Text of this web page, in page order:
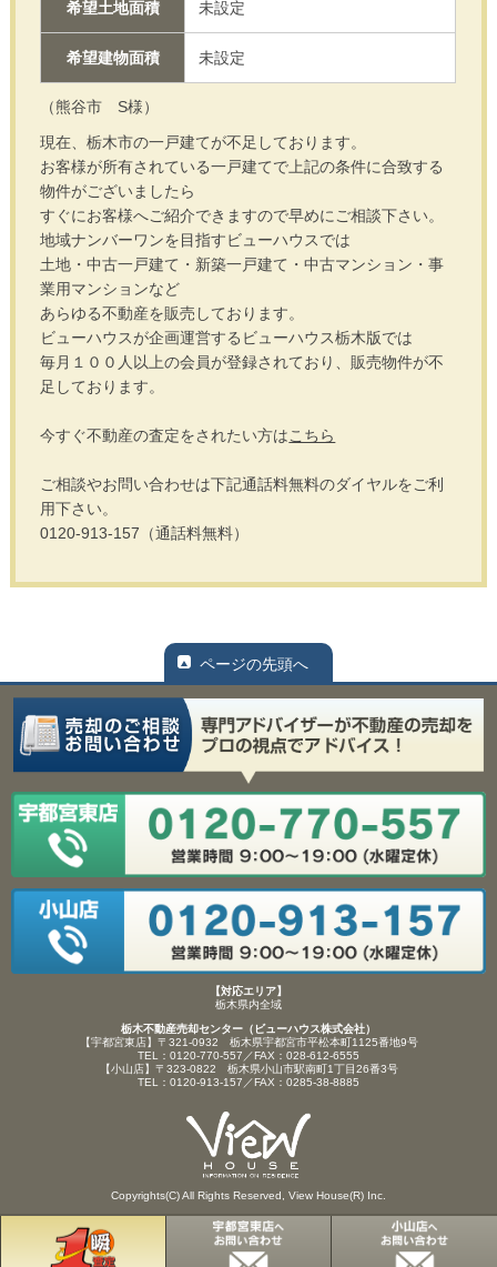
希望土地面積 未設定
希望建物面積 未設定
（熊谷市 S様）
現在、栃木市の一戸建てが不足しております。
お客様が所有されている一戸建てで上記の条件に合致する
物件がございましたら
すぐにお客様へご紹介できますので早めにご相談下さい。
地域ナンバーワンを目指すビューハウスでは
土地・中古一戸建て・新築一戸建て・中古マンション・事
業用マンションなど
あらゆる不動産を販売しております。
ビューハウスが企画運営するビューハウス栃木版では
毎月１００人以上の会員が登録されており、販売物件が不
足しております。
今すぐ不動産の査定をされたい方はこちら
ご相談やお問い合わせは下記通話料無料のダイヤルをご利
用下さい。
0120-913-157（通話料無料）
ページの先頭へ
【対応エリア】
栃木県内全域
栃木不動産売却センター（ビューハウス株式会社）
【宇都宮東店】〒321-0932 栃木県宇都宮市平松本町1125番地9号
TEL：0120-770-557／FAX：028-612-6555
【小山店】〒323-0822 栃木県小山市駅南町1丁目26番3号
TEL：0120-913-157／FAX：0285-38-8885
Copyrights(C) All Rights Reserved, View House(R) Inc.